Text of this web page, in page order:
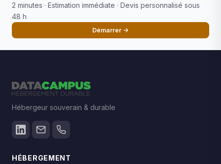
2 minutes · Estimation immédiate · Devis personnalisé sous
48 h
Démarrer →
Hébergeur souverain & durable
HÉBERGEMENT